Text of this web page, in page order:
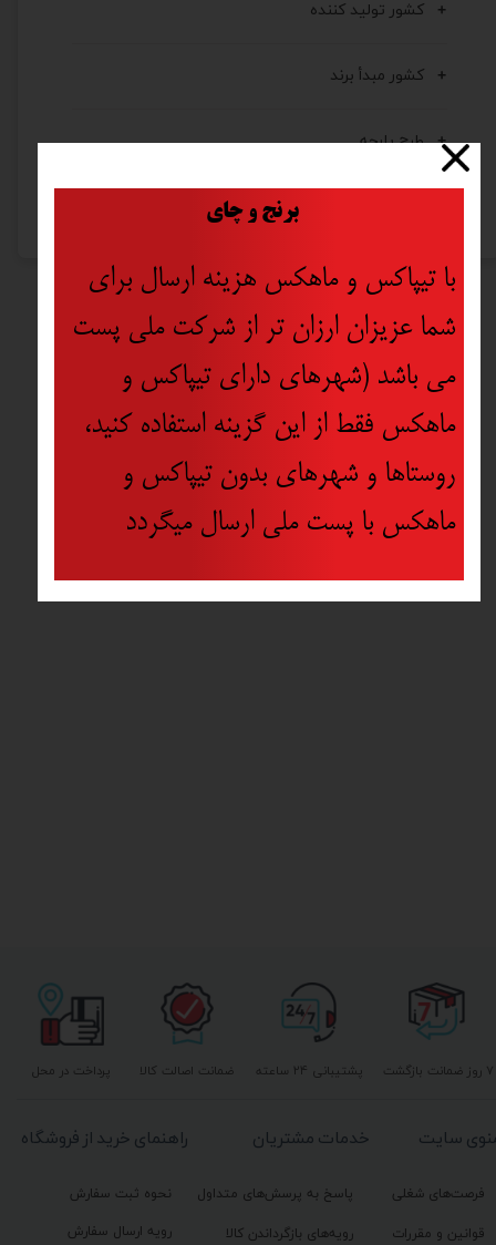
کشور تولید کننده
کشور مبدأ برند
طرح پارچه
پشتیبانی ۲۴ ساعته پرداخت در محل ۷ روز ضمانت بازگشت ضمانت اصالت کالا
راهنمای خرید از فروشگاه
نحوه ثبت سفارش
رویه ارسال سفارش
خدمات مشتریان
پاسخ به پرسش‌های متداول
رویه‌های بازگرداندن کالا
سایت
فرصت‌های شغلی
قوانین و مقررات
برنج و چای
با تیپاکس و ماهکس هزینه ارسال برای
شما عزیزان ارزان تر از شرکت ملی پست
می باشد (شهرهای دارای تیپاکس و
ماهکس فقط از این گزینه استفاده کنید،
روستاها و شهرهای بدون تیپاکس و
ماهکس با پست ملی ارسال میگردد